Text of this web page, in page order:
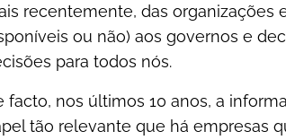
recentemente, das organizações
ou não) aos governos e
para todos nós.
facto, nos últimos 10 anos, a
tão relevante que há empresas